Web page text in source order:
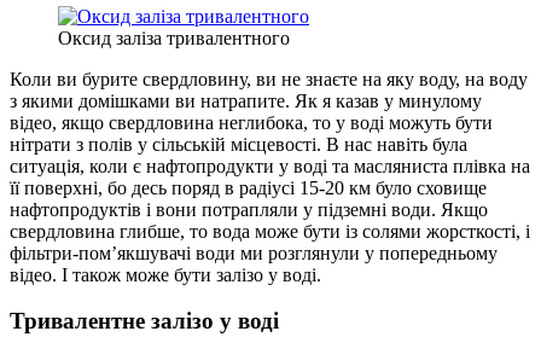
Оксид заліза тривалентного
Коли ви бурите свердловину, ви не знаєте на яку воду, на воду
з якими домішками ви натрапите. Як я казав у минулому
відео, якщо свердловина неглибока, то у воді можуть бути
нітрати з полів у сільській місцевості. В нас навіть була
ситуація, коли є нафтопродукти у воді та масляниста плівка на
її поверхні, бо десь поряд в радіусі 15-20 км було сховище
нафтопродуктів і вони потрапляли у підземні води. Якщо
свердловина глибше, то вода може бути із солями жорсткості, і
фільтри-пом’якшувачі води ми розглянули у попередньому
відео. І також може бути залізо у воді.
Тривалентне залізо у воді